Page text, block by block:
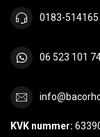
0183-514165
06 523 101
KVK nummer: